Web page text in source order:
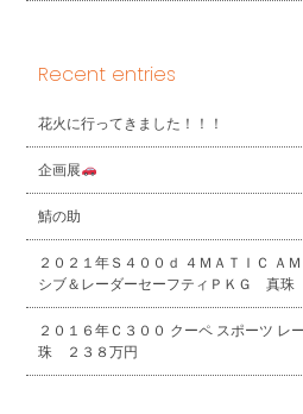
Recent entries
花火に行ってきました！！！
企画展
鯖の助
２０２１年Ｓ４００ｄ ４ＭＡＴＩＣ Ａ
シブ＆レーダーセーフティＰＫＧ 真珠
２０１６年Ｃ３００ クーペ スポーツ
珠 ２３８万円